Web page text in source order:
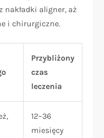
nakładki aligner, aż
i chirurgiczne.
Przybliżony
czas
leczenia
12–36
miesięcy